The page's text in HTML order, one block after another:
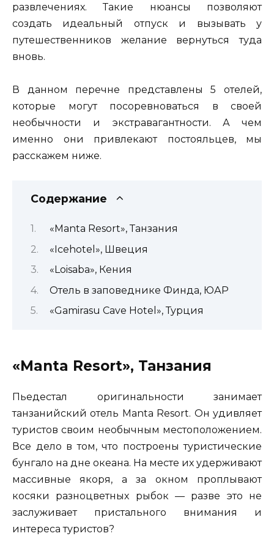
развлечениях. Такие нюансы позволяют
создать идеальный отпуск и вызывать у
путешественников желание вернуться туда
вновь.
В данном перечне представлены 5 отелей,
которые могут посоревноваться в своей
необычности и экстравагантности. А чем
именно они привлекают постояльцев, мы
расскажем ниже.
Содержание
«Manta Resort», Танзания
«Icehotel», Швеция
«Loisaba», Кения
Отель в заповеднике Финда, ЮАР
«Gamirasu Cave Hotel», Турция
«Manta Resort», Танзания
Пьедестал оригинальности занимает
танзанийский отель Manta Resort. Он удивляет
туристов своим необычным местоположением.
Все дело в том, что построены туристические
бунгало на дне океана. На месте их удерживают
массивные якоря, а за окном проплывают
косяки разноцветных рыбок — разве это не
заслуживает пристального внимания и
интереса туристов?